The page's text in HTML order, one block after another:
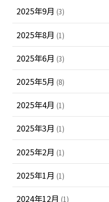
2025年9月 (3)
2025年8月 (1)
2025年6月 (3)
2025年5月 (8)
2025年4月 (1)
2025年3月 (1)
2025年2月 (1)
2025年1月 (1)
2024年12月 (1)